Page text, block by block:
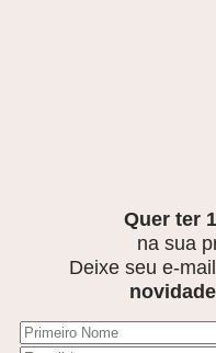
Quer ter
na sua
Deixe seu e-